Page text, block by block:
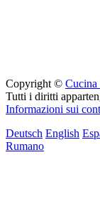
Copyright © Cucina
Tutti i diritti
Informazioni sui
Deutsch English
Rumano